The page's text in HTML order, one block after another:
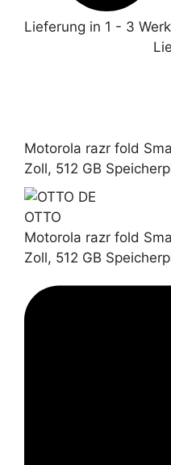
Lieferung in 1 - 3
Motorola razr fold
Zoll, 512 GB
OTTO
Motorola razr fold
Zoll, 512 GB